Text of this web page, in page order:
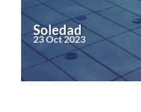
Soledad
23 Oct 2023